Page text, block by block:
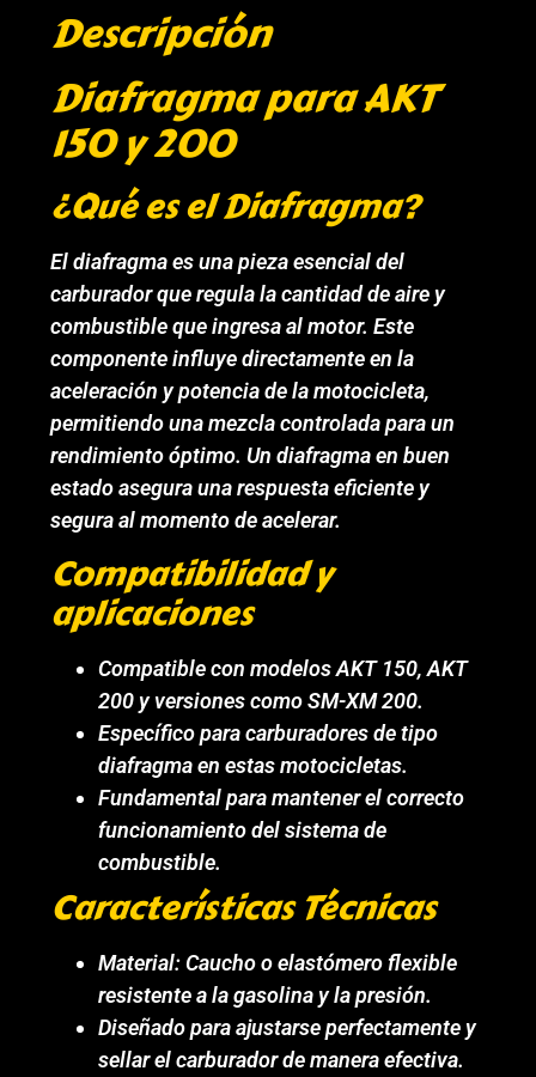
Descripción
Diafragma para AKT
150 y 200
¿Qué es el Diafragma?
El diafragma es una pieza esencial del
carburador que regula la cantidad de aire y
combustible que ingresa al motor. Este
componente influye directamente en la
aceleración y potencia de la motocicleta,
permitiendo una mezcla controlada para un
rendimiento óptimo. Un diafragma en buen
estado asegura una respuesta eficiente y
segura al momento de acelerar.
Compatibilidad y
aplicaciones
Compatible con modelos AKT 150, AKT
200 y versiones como SM-XM 200.
Específico para carburadores de tipo
diafragma en estas motocicletas.
Fundamental para mantener el correcto
funcionamiento del sistema de
combustible.
Características Técnicas
Material: Caucho o elastómero flexible
resistente a la gasolina y la presión.
Diseñado para ajustarse perfectamente y
sellar el carburador de manera efectiva.